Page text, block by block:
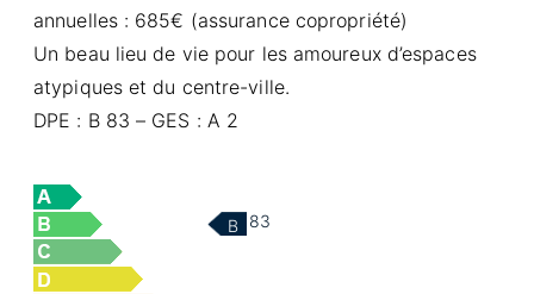
annuelles : 685€ (assurance copropriété)
Un beau lieu de vie pour les amoureux d’espaces
atypiques et du centre-ville.
DPE : B 83 – GES : A 2
B 83